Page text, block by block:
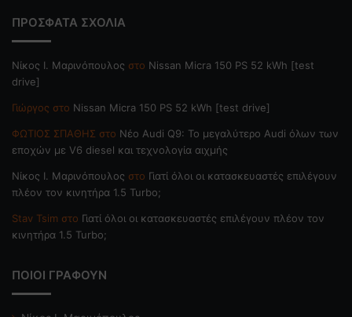
ΠΡΟΣΦΑΤΑ ΣΧΟΛΙΑ
Nίκος Ι. Mαρινόπουλος στο Nissan Micra 150 PS 52 kWh [test
drive]
Γιώργος στο Nissan Micra 150 PS 52 kWh [test drive]
ΦΩΤΙΟΣ ΣΠΑΘΗΣ στο Νέο Audi Q9: Το μεγαλύτερο Audi όλων των
εποχών με V6 diesel και τεχνολογία αιχμής
Nίκος Ι. Mαρινόπουλος στο Γιατί όλοι οι κατασκευαστές επιλέγουν
πλέον τον κινητήρα 1.5 Turbo;
Stav Tsim στο Γιατί όλοι οι κατασκευαστές επιλέγουν πλέον τον
κινητήρα 1.5 Turbo;
ΠΟΙΟΙ ΓΡΑΦΟΥΝ